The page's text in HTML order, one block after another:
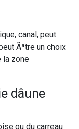
canal, peut
Ãªtre un choix
la zone
ou du carreau